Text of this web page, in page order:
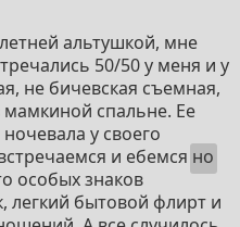
альтушкой, мне
50/50 у меня и у
не бичевская съемная,
спальне. Ее
у своего
и ебемся но
особых знаков
легкий бытовой флирт и